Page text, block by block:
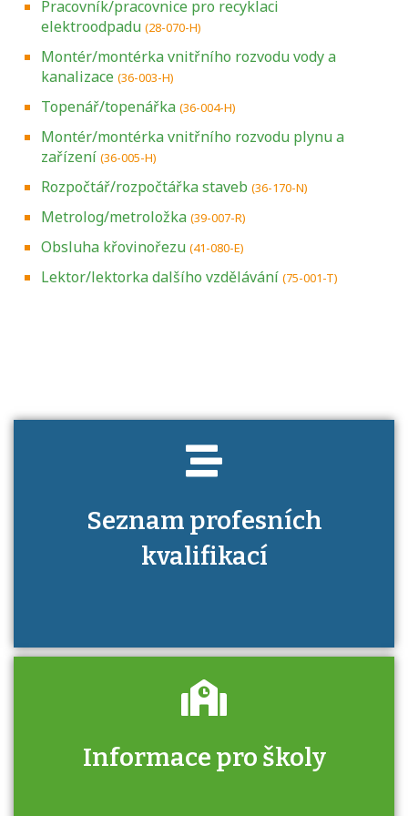
Pracovník/pracovnice pro recyklaci
elektroodpadu (28-070-H)
Montér/montérka vnitřního rozvodu vody a
kanalizace (36-003-H)
Topenář/topenářka (36-004-H)
Montér/montérka vnitřního rozvodu plynu a
zařízení (36-005-H)
Rozpočtář/rozpočtářka staveb (36-170-N)
Metrolog/metroložka (39-007-R)
Obsluha křovinořezu (41-080-E)
Lektor/lektorka dalšího vzdělávání (75-001-T)
Seznam profesních
kvalifikací
Projděte si seznam profesních kvalifikací.
Informace pro školy
Zjistěte, jak se přihlásit ke zkoušce a kde